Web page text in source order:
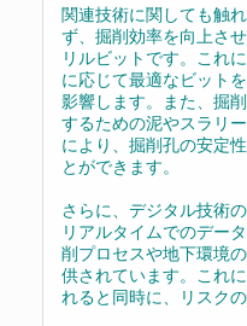
関連技術に関しても触
ず、掘削効率を向上さ
リルビットです。これ
に応じて最適なビット
影響します。また、掘
するための泥やスラリ
により、掘削孔の安定
とができます。
さらに、デジタル技術
リアルタイムでのデー
削プロセスや地下環境
供されています。これ
れると同時に、リスク